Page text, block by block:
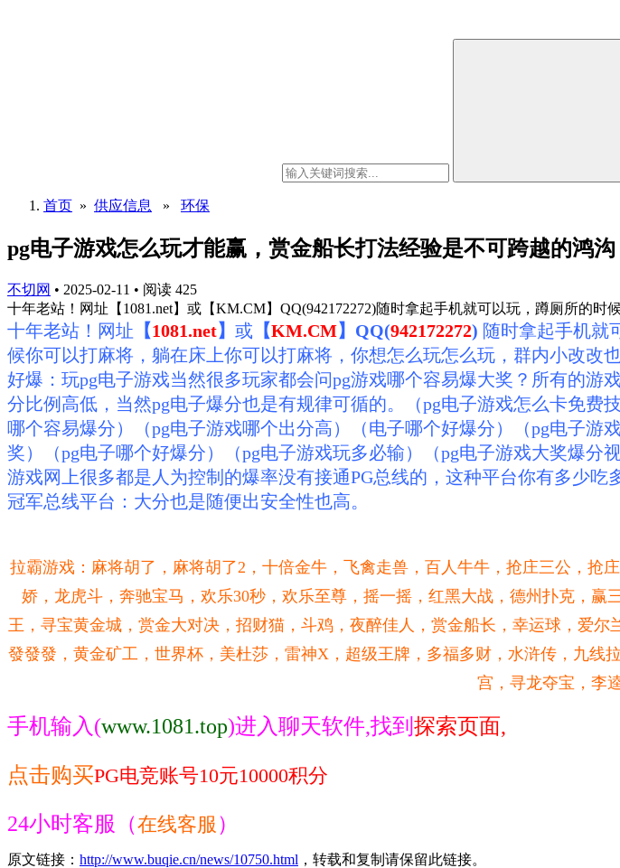
首页 » 供应信息 » 环保
pg电子游戏怎么玩才能赢，赏金船长打法经验是不可跨越的鸿沟
不切网 • 2025-02-11 • 阅读 425
十年老站！网址【1081.net】或【KM.CM】QQ(942172272)随时拿起手机就可以玩，蹲厕所的
十年老站！网址 【1081.net】 或 【KM.CM】QQ(942172272) 随时拿起手机就
候你可以打麻将，躺在床上你可以打麻将，你想怎么玩怎么玩，群内小改改
好爆：玩pg电子游戏当然很多玩家都会问pg游戏哪个容易爆大奖？所有的
分比例高低，当然pg电子爆分也是有规律可循的。（pg电子游戏怎么卡免
哪个容易爆分）（pg电子游戏哪个出分高）（电子哪个好爆分）（pg电子
奖）（pg电子哪个好爆分）（pg电子游戏玩多必输）（pg电子游戏大奖爆
游戏网上很多都是人为控制的爆率没有接通PG总线的，这种平台你有多少
冠军总线平台：大分也是随便出安全性也高。
拉霸游戏：麻将胡了，麻将胡了2，十倍金牛， 飞禽走兽，百人牛牛， 抢庄三公，抢
娇， 龙虎斗，奔驰宝马，欢乐30秒，欢乐至尊，摇一摇，红黑大战， 德州扑克，赢
王，寻宝黄金城，赏金大对决，招财猫，斗鸡，夜醉佳人，赏金船长，幸运球，爱
發發發，黄金矿工，世界杯，美杜莎，雷神X，超级王牌，多福多财，水浒传，九线
宫，寻龙夺宝，李
手机输入(www.1081.top)进入聊天软件,找到 探索页面,
点击购买PG电竞账号10元10000积分
24小时客服（在线客服 ）
原文链接： http://www.buqie.cn/news/10750.html ，转载和复制请保留此链接。